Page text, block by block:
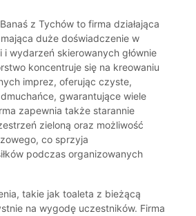
z Tychów to firma działająca
duże doświadczenie w
wydarzeń skierowanych głównie
koncentruje się na kreowaniu
imprez, oferując czyste,
gwarantujące wiele
zapewnia także starannie
zieloną oraz możliwość
co sprzyja
podczas organizowanych
takie jak toaleta z bieżącą
na wygodę uczestników. Firma